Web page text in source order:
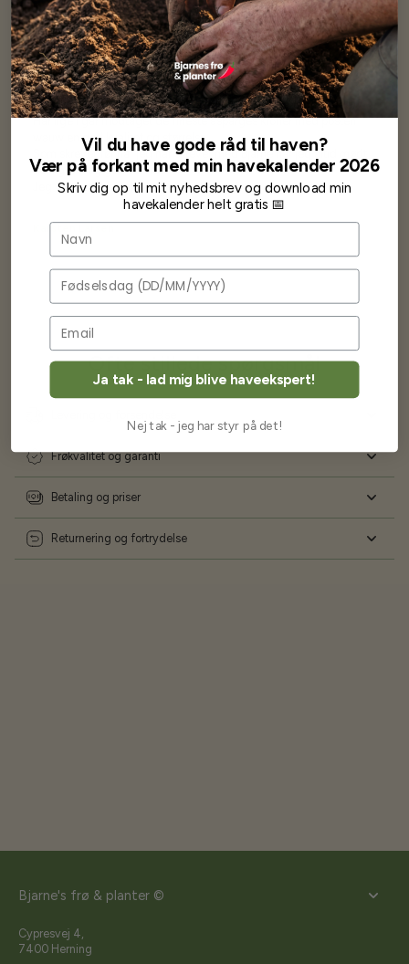
Har altid kun mødt god vejledning og hjælp fra Barney (Bjarne)
Har lige i går modtaget de fineste asparges kroner med posten
wauw en god kvalitet og størrelse.
Som skrevet før når jeg har skrevet med Bjarne har jeg altid mødt
venlighed og god service.
Jeg vil klart anbefale andre at købe her fra
Karsten Larsen
Ofte stillede spørgsmål
Frøkvalitet og garanti
Betaling og priser
Returnering og fortrydelse
Bjarne's frø & planter ©
Cypresvej 4,
7400 Herning
Vil du have gode råd til haven?
Vær på forkant med min havekalender 2026
Skriv dig op til mit nyhedsbrev og download min
havekalender helt gratis 📅
Navn
Fødselsdag
Ja tak - lad mig blive haveekspert!
Nej tak - jeg har styr på det!